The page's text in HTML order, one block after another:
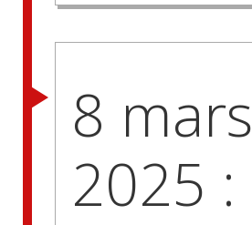
8 mars
2025 :